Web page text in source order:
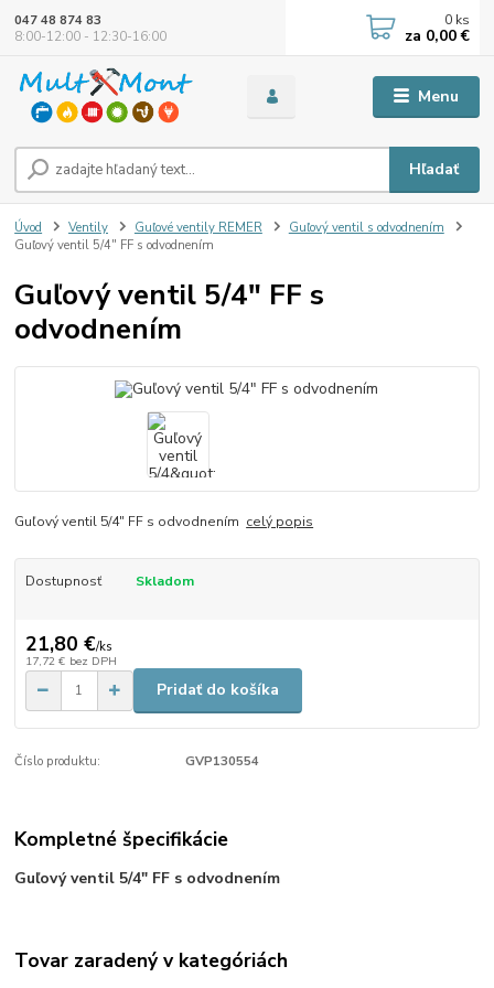
Menu
Hľadať
047 48 874 83
8:00-12:00 - 12:30-16:00
0 ks
za 0,00 €
Úvod Ventily Guľové ventily REMER
Guľový ventil s odvodnením
Guľový ventil 5/4" FF s odvodnením
Guľový ventil 5/4" FF s
odvodnením
Guľový ventil 5/4" FF s odvodnením celý popis
Dostupnosť Skladom
21,80 €/ks
17,72 € bez DPH
Pridať do košíka
Číslo produktu: GVP130554
Kompletné špecifikácie
Guľový ventil 5/4" FF s odvodnením
Tovar zaradený v kategóriách